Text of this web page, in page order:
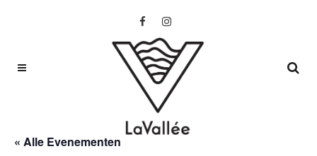
« Alle Evenementen